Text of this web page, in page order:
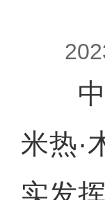
中
米热·
实发